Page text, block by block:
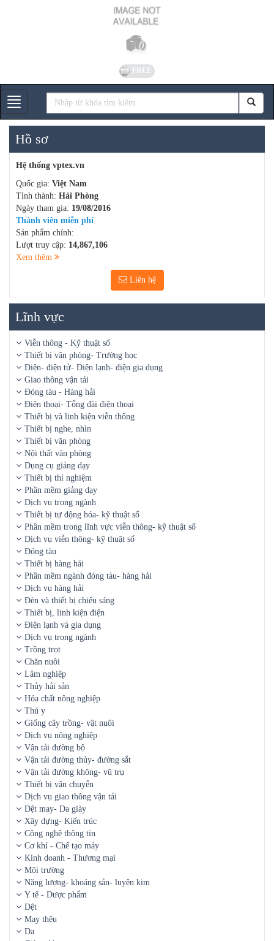
FREE
Gian hàng
Hồ sơ
Hệ thống vptex.vn
Quốc gia: Việt Nam
Tỉnh thành: Hải Phòng
Ngày tham gia: 19/08/2016
Thành viên miễn phí
Sản phẩm chính:
Lượt truy cập: 14,867,106
Xem thêm
Liên hệ
Lĩnh vực
Viễn thông - Kỹ thuật số
Thiết bị văn phòng- Trường học
Điện- điện tử- Điện lạnh- điện gia dụng
Giao thông vận tải
Đóng tàu - Hàng hải
Điện thoại- Tổng đài điện thoại
Thiết bị và linh kiện viễn thông
Thiết bị nghe, nhìn
Thiết bị văn phòng
Nội thất văn phòng
Dụng cụ giảng dạy
Thiết bị thí nghiệm
Phần mềm giảng dạy
Dịch vụ trong ngành
Thiết bị tự động hóa- kỹ thuật số
Phần mềm trong lĩnh vực viễn thông- kỹ thuật số
Dịch vụ viễn thông- kỹ thuật số
Đóng tàu
Thiết bị hàng hải
Phần mềm ngành đóng tàu- hàng hải
Dịch vụ hàng hải
Đèn và thiết bị chiếu sáng
Thiết bị, linh kiện điện
Điện lạnh và gia dụng
Dịch vụ trong ngành
Trồng trọt
Chăn nuôi
Lâm nghiệp
Thủy hải sản
Hóa chất nông nghiệp
Thú y
Giống cây trồng- vật nuôi
Dịch vụ nông nghiệp
Vận tải đường bộ
Vận tải đường thủy- đường sắt
Vận tải đường không- vũ trụ
Thiết bị vận chuyển
Dịch vụ giao thông vận tải
Dệt may- Da giày
Xây dựng- Kiến trúc
Công nghệ thông tin
Cơ khí - Chế tạo máy
Kinh doanh - Thương mại
Môi trường
Năng lượng- khoáng sản- luyện kim
Y tế - Dược phẩm
Dệt
May thêu
Da